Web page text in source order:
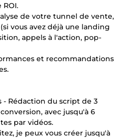
de votre tunnel de vente,
vous avez déjà une landing
appels à l'action, pop-
et recommandations
- Rédaction du script de 3
avec jusqu'à 6
par vidéos.
je peux vous créer jusqu'à